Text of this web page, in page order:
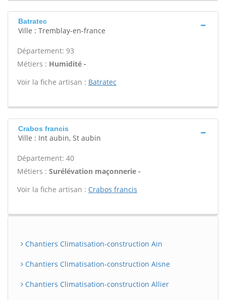
Batratec
Ville : Tremblay-en-france
Département: 93
Métiers : Humidité -
Voir la fiche artisan : Batratec
Crabos francis
Ville : Int aubin, St aubin
Département: 40
Métiers : Surélévation maçonnerie -
Voir la fiche artisan : Crabos francis
Chantiers Climatisation-construction Ain
Chantiers Climatisation-construction Aisne
Chantiers Climatisation-construction Allier